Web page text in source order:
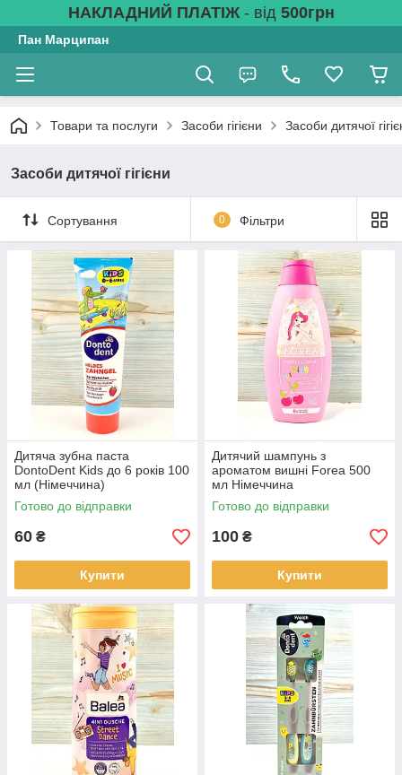
НАКЛАДНИЙ ПЛАТІЖ- від 500грн
Пан Марципан
Товари та послуги Засоби гігієни Засоби дитячої
Засоби дитячої гігієни
Сортування 0 Фільтри
Дитяча зубна паста
DontoDent Kids до 6 років 100
мл (Німеччина)
Готово до відправки
60 ₴
Купити
Дитячий шампунь з
ароматом вишні Forea 500
мл Німеччина
Готово до відправки
100 ₴
Купити